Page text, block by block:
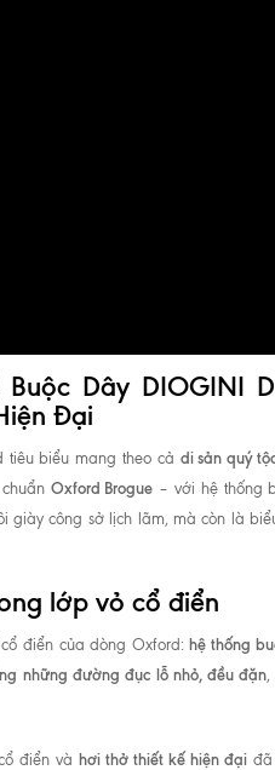
Dây DIOGINI
Đại
biểu mang theo cả di sản quý
Oxford Brogue – với hệ thống
giày công sở lịch lãm, mà còn là
lớp vỏ cổ điển
cổ điển của dòng Oxford:hệ thống
những đường đục lỗ nhỏ, đều đặn,
điển và hơi thở thiết kế hiện đại đã